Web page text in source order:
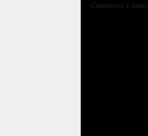
Свяжитесь с нами: